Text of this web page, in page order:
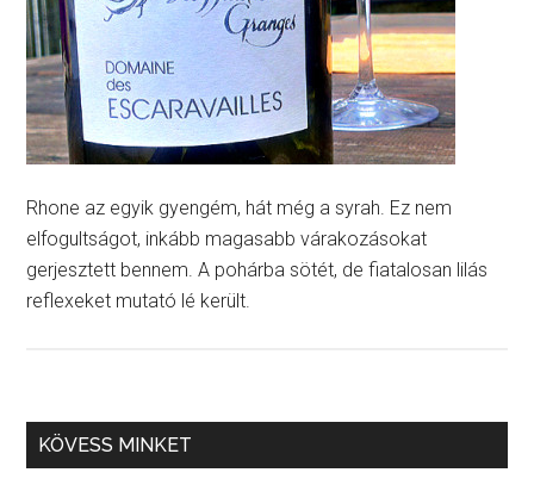
Rhone az egyik gyengém, hát még a syrah. Ez nem
elfogultságot, inkább magasabb várakozásokat
gerjesztett bennem. A pohárba sötét, de fiatalosan lilás
reflexeket mutató lé került.
KÖVESS MINKET